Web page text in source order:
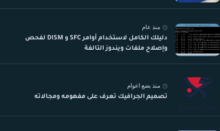
منذ عام
دليلك الكامل لاستخدام أوامر SFC و DISM لفحص
وإصلاح ملفات ويندوز التالفة
منذ بضع اعوام
تصميم الجرافيك تعرف على مفهومه ومجالاته